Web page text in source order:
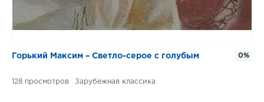
Горький Максим – Светло-серое с голубым
128 Зарубежная классика
0%